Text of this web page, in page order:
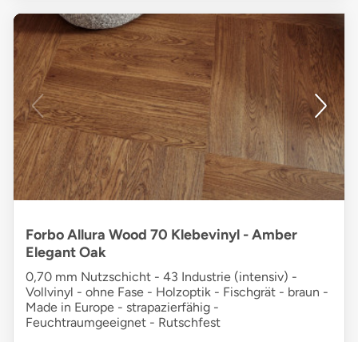
Forbo Allura Wood 70 Klebevinyl - Amber
Elegant Oak
0,70 mm Nutzschicht - 43 Industrie (intensiv) -
Vollvinyl - ohne Fase - Holzoptik - Fischgrät - braun -
Made in Europe - strapazierfähig -
Feuchtraumgeeignet - Rutschfest